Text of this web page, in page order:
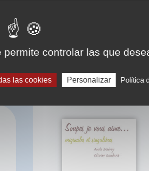
controlar las que
las cookies Personalizar Política